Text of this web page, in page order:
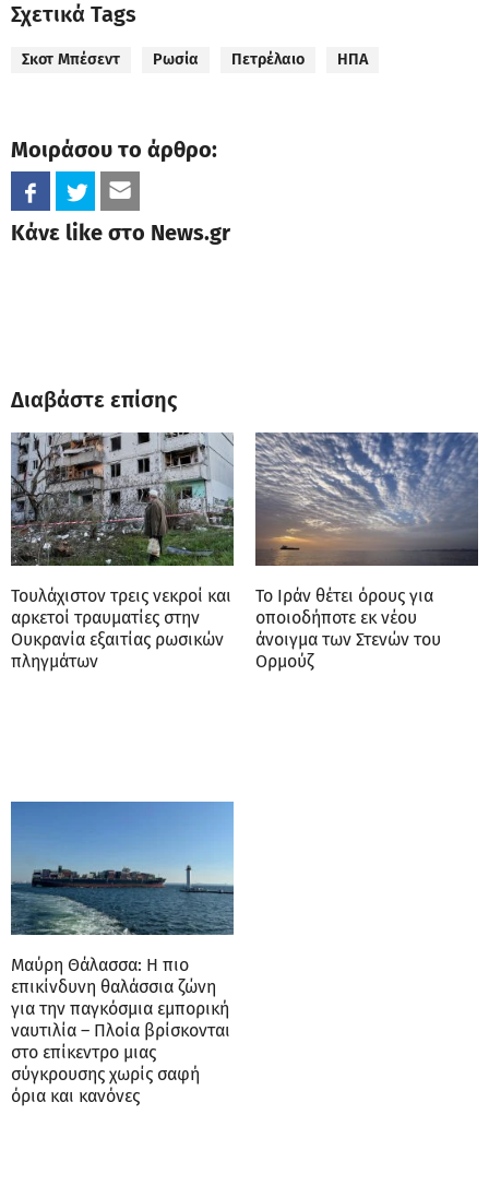
Σχετικά Tags
Σκοτ Μπέσεντ Ρωσία Πετρέλαιο ΗΠΑ
Μοιράσου το άρθρο:
Κάνε like στο News.gr
Διαβάστε επίσης
Τουλάχιστον τρεις νεκροί και
αρκετοί τραυματίες στην
Ουκρανία εξαιτίας ρωσικών
πληγμάτων
Το Ιράν θέτει όρους για
οποιοδήποτε εκ νέου
άνοιγμα των Στενών του
Ορμούζ
Μαύρη Θάλασσα: Η πιο
επικίνδυνη θαλάσσια ζώνη
για την παγκόσμια εμπορική
ναυτιλία – Πλοία βρίσκονται
στο επίκεντρο μιας
σύγκρουσης χωρίς σαφή
όρια και κανόνες